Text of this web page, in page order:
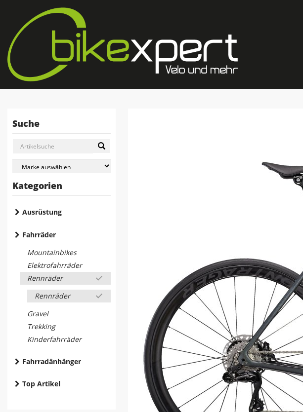
Suche
Kategorien
Ausrüstung
Fahrräder
Mountainbikes
Elektrofahrräder
Rennräder
Rennräder
Gravel
Trekking
Kinderfahrräder
Fahrradänhänger
Top Artikel